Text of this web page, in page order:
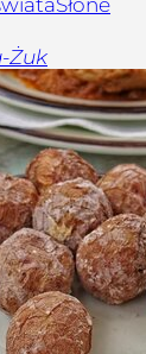
Żuk